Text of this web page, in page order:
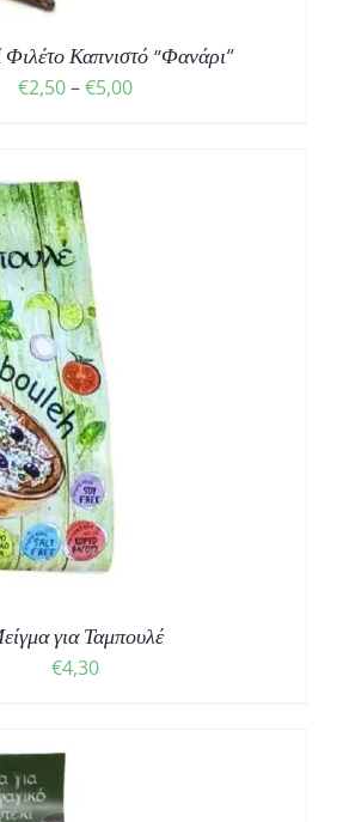
Καπνιστό “Φανάρι”
€2,50–€5,00Price
για Ταμπουλέ
€4,30